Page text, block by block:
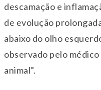
descamação e
de evolução
abaixo do olho
observado pelo
animal”.